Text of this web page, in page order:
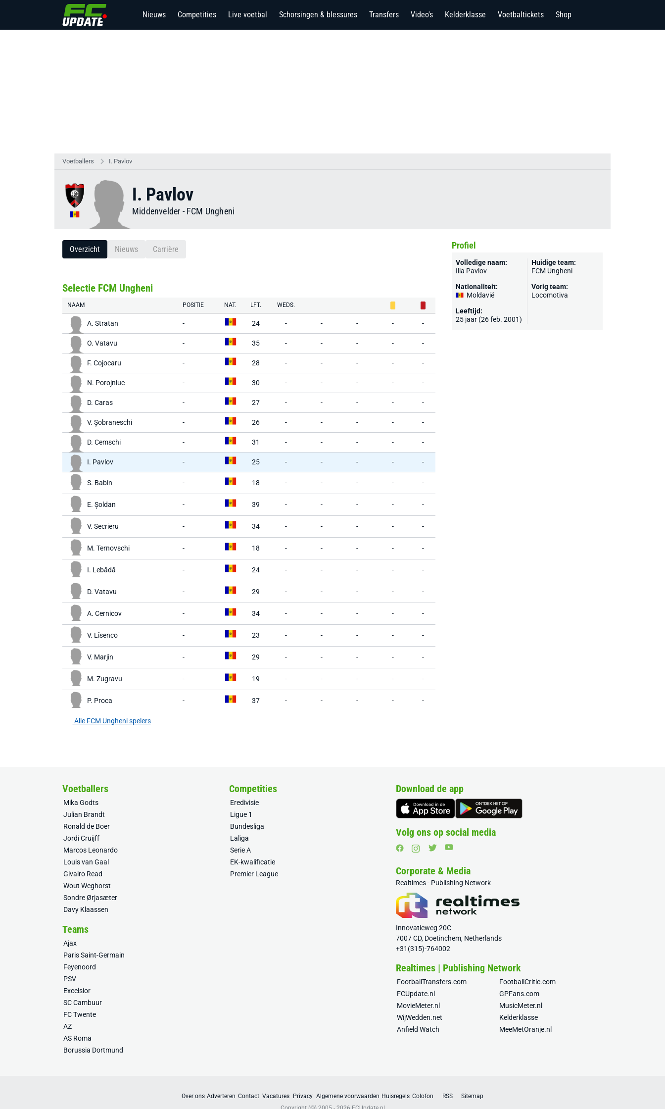
Nieuws Competities Live voetbal Schorsingen & blessures Transfers Video's Kelderklasse Voetbaltickets Shop
Voetballers I. Pavlov
I. Pavlov
Middenvelder - FCM Ungheni
Overzicht Nieuws Carrière
Selectie FCM Ungheni
NAAM POSITIE NAT. LFT. WEDS.
A. Stratan - 24 - - - - -
O. Vatavu - 35 - - - - -
F. Cojocaru - 28 - - - - -
N. Porojniuc - 30 - - - - -
D. Caras - 27 - - - - -
V. Șobraneschi - 26 - - - - -
D. Cemschi - 31 - - - - -
I. Pavlov - 25 - - - - -
S. Babin - 18 - - - - -
E. Șoldan - 39 - - - - -
V. Secrieru - 34 - - - - -
M. Ternovschi - 18 - - - - -
I. Lebădă - 24 - - - - -
D. Vatavu - 29 - - - - -
A. Cernicov - 34 - - - - -
V. Lîsenco - 23 - - - - -
V. Marjin - 29 - - - - -
M. Zugravu - 19 - - - - -
P. Proca - 37 - - - - -
Alle FCM Ungheni spelers
Profiel
Volledige naam:
Ilia Pavlov
Nationaliteit:
Moldavië
Leeftijd:
25 jaar (26 feb. 2001)
Huidige team:
FCM Ungheni
Vorig team:
Locomotiva
Voetballers
Mika Godts
Julian Brandt
Ronald de Boer
Jordi Cruijff
Marcos Leonardo
Louis van Gaal
Givairo Read
Wout Weghorst
Sondre Ørjasæter
Davy Klaassen
Competities
Eredivisie
Ligue 1
Bundesliga
Laliga
Serie A
EK-kwalificatie
Premier League
Teams
Ajax
Paris Saint-Germain
Feyenoord
PSV
Excelsior
SC Cambuur
FC Twente
AZ
AS Roma
Borussia Dortmund
Download de app
Volg ons op social media
Corporate & Media
Realtimes - Publishing Network
Innovatieweg 20C
7007 CD, Doetinchem, Netherlands
+31(315)-764002
Realtimes | Publishing Network
FootballTransfers.com
FootballCritic.com
FCUpdate.nl
GPFans.com
MovieMeter.nl
MusicMeter.nl
WijWedden.net
Kelderklasse
Anfield Watch
MeeMetOranje.nl
Over ons Adverteren Contact Vacatures Privacy Algemene voorwaarden Huisregels Colofon RSS
Sitemap